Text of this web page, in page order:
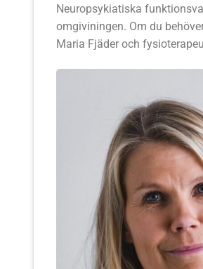
Neuropsykiatiska
omgiviningen. Om du
Maria Fjäder och